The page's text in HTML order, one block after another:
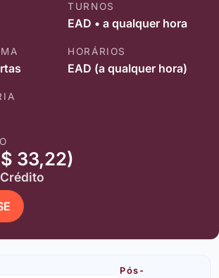
TURNOS
EAD • a qualquer hora
HORÁRIOS
EAD (a qualquer hora)
33,22)
Pós-